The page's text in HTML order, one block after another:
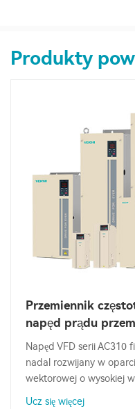
Produkty
Przemiennik
napęd prądu
Napęd VFD serii AC310
nadal rozwijany w
wektorowej o wysokiej
Ucz się więcej